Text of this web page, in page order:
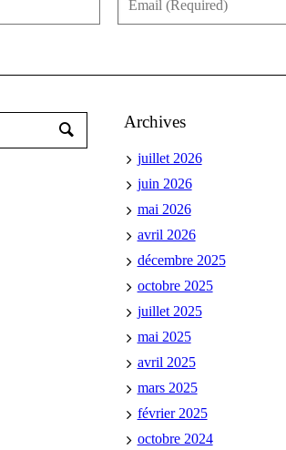
Archives
juillet 2026
juin 2026
mai 2026
avril 2026
décembre 2025
octobre 2025
juillet 2025
mai 2025
avril 2025
mars 2025
février 2025
octobre 2024